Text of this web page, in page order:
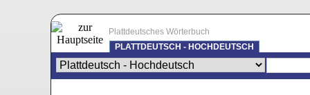
Plattdeutsches Wörterbuch
PLATTDEUTSCH - HOCHDEUTSCH